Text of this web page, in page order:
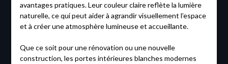
avantages pratiques. Leur couleur claire reflète la lumière
naturelle, ce qui peut aider à agrandir visuellement l’espace
et à créer une atmosphère lumineuse et accueillante.
Que ce soit pour une rénovation ou une nouvelle
construction, les portes intérieures blanches modernes